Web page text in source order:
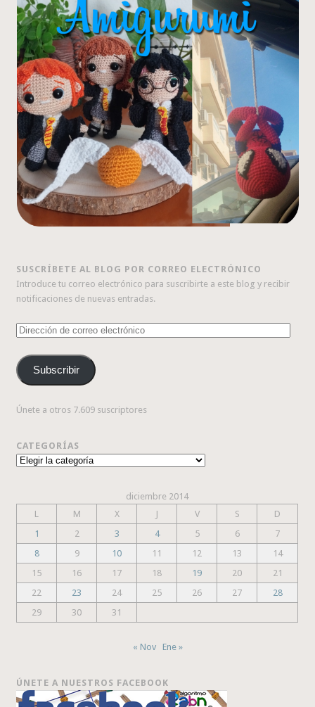
SUSCRÍBETE AL BLOG POR CORREO ELECTRÓNICO
Introduce tu correo electrónico para suscribirte a este blog y recibir
notificaciones de nuevas entradas.
Dirección
correo
electrónico
Subscribir
Únete a otros 7.609 suscriptores
CATEGORÍAS
Categorías
diciembre 2014
L
M X J V S
D
1
2 3 4 5 6
7
8
9 10 11 12 13
14
15
16 17 18 19 20
21
22
23 24 25 26 27
28
29
30 31
« Nov Ene »
ÚNETE A NUESTROS FACEBOOK